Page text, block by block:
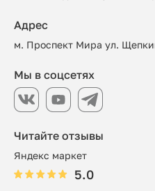
Читайте отзывы
Яндекс маркет
5.0
Адрес
м. Проспект Мира ул.
Мы в соцсетях